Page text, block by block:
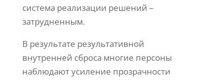
система реализации решений –
затрудненным.
В результате результативной
внутренней сброса многие персоны
наблюдают усиление прозрачности